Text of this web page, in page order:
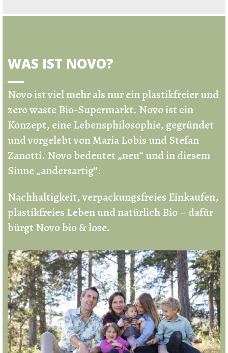
WAS IST NOVO?
Novo ist viel mehr als nur einplastikfreier und
zero waste Bio-Supermarkt. Novo ist ein
Konzept, eine Lebensphilosophie, gegründet
und vorgelebt von Maria Lobis und Stefan
Zanotti. Novo bedeutet „neu“ und in diesem
Sinne „andersartig“:
Nachhaltigkeit, verpackungsfreies Einkaufen,
plastikfreies Leben und natürlich Bio – dafür
bürgt Novo bio & lose.